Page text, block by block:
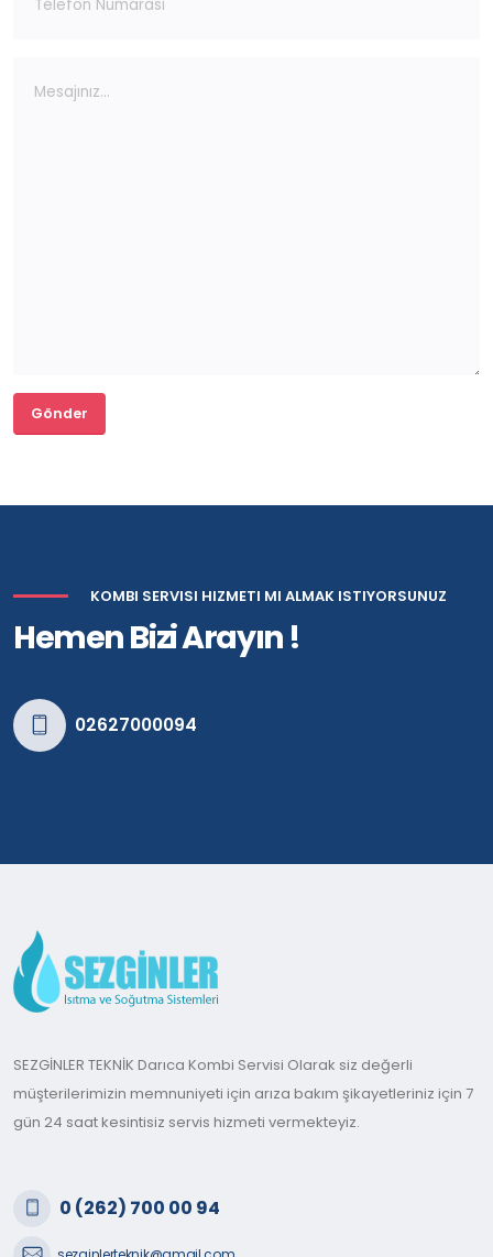
KOMBI SERVISI HIZMETI MI ALMAK ISTIYORSUNUZ
Hemen Bizi Arayın !
02627000094
SEZGİNLER TEKNİK Darıca Kombi Servisi Olarak siz değerli
müşterilerimizin memnuniyeti için arıza bakım şikayetleriniz için 7
gün 24 saat kesintisiz servis hizmeti vermekteyiz.
0 (262) 700 00 94